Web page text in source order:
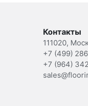
Контакты
111020,
+7 (499)
+7 (964)